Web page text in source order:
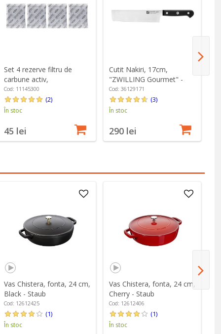
Set 4 rezerve filtru de
carbune activ,
"GreenSaver" - OXO
Cod: 11145300
(2)
În stoc
45 lei
Cutit Nakiri, 17cm,
"ZWILLING Gourmet" -
Zwilling
Cod: 36129171
(3)
În stoc
290 lei
Vas Chistera, fonta, 24 cm,
Black - Staub
Cod: 12612425
(1)
În stoc
Vas Chistera, fonta, 24 cm,
Cherry - Staub
Cod: 12612406
(1)
În stoc